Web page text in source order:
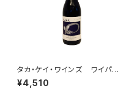
タカ・ケイ・ワインズ ワイパ
ラ ピノ・ノワール 2024
¥4,510